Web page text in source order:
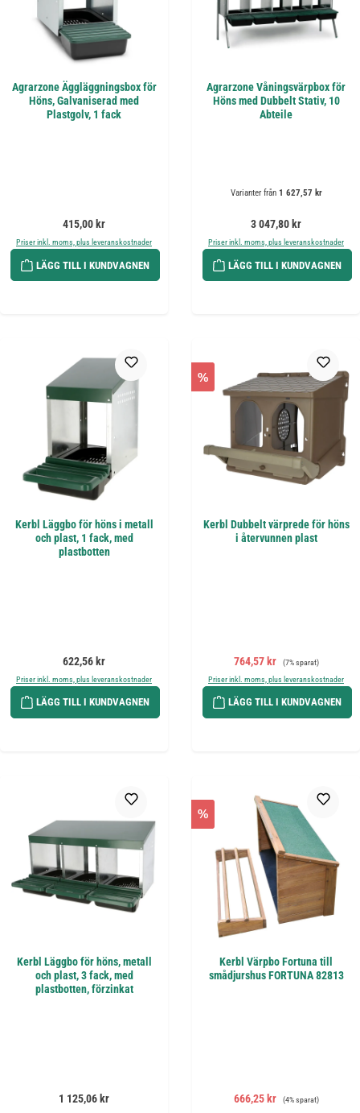
Agrarzone Äggläggningsbox för
Höns, Galvaniserad med
Plastgolv, 1 fack
Ordinarie pris:
415,00 kr
Priser inkl. moms, plus leveranskostnader
LÄGG TILL I KUNDVAGNEN
Agrarzone Våningsvärpbox för
Höns med Dubbelt Stativ, 10
Abteile
Varianter från1 627,57 kr
Ordinarie pris:
3 047,80 kr
Priser inkl. moms, plus leveranskostnader
LÄGG TILL I KUNDVAGNEN
Kerbl Läggbo för höns i metall
och plast, 1 fack, med
plastbotten
Ordinarie pris:
622,56 kr
Priser inkl. moms, plus leveranskostnader
LÄGG TILL I KUNDVAGNEN
%
Kerbl Dubbelt värprede för höns
i återvunnen plast
Försäljningspris:
764,57 kr Ordinarie pris:
(7% sparat)
Priser inkl. moms, plus leveranskostnader
LÄGG TILL I KUNDVAGNEN
Kerbl Läggbo för höns, metall
och plast, 3 fack, med
plastbotten, förzinkat
Ordinarie pris:
1 125,06 kr
%
Kerbl Värpbo Fortuna till
smådjurshus FORTUNA 82813
Försäljningspris:
666,25 kr Ordinarie pris:
(4% sparat)